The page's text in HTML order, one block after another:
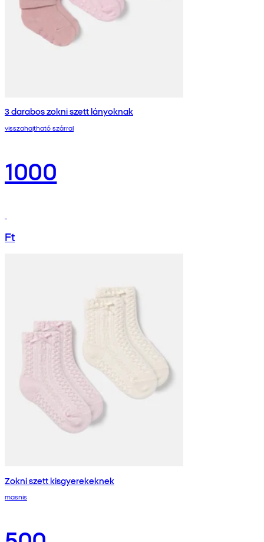
3 darabos zokni szett lányoknak
visszahajtható szárral
1000
Ft
Zokni szett kisgyerekeknek
masnis